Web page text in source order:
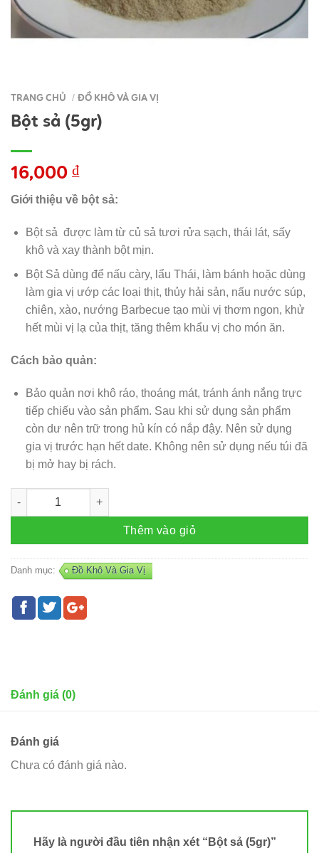
TRANG CHỦ / ĐỒ KHÔ VÀ GIA VỊ
Bột sả (5gr)
16,000 ₫
Giới thiệu về bột sả:
Bột sả được làm từ củ sả tươi rửa sạch, thái lát, sấy
khô và xay thành bột mịn.
Bột Sả dùng để nấu càry, lẩu Thái, làm bánh hoặc dùng
làm gia vị ướp các loại thịt, thủy hải sản, nấu nước súp,
chiên, xào, nướng Barbecue tạo mùi vị thơm ngon, khử
hết mùi vị lạ của thịt, tăng thêm khẩu vị cho món ăn.
Cách bảo quản:
Bảo quản nơi khô ráo, thoáng mát, tránh ánh nắng trực
tiếp chiếu vào sản phẩm. Sau khi sử dụng sản phẩm
còn dư nên trữ trong hủ kín có nắp đậy. Nên sử dụng
gia vị trước hạn hết date. Không nên sử dụng nếu túi đã
bị mở hay bị rách.
Bột sả (5gr) số lượng
Thêm vào giỏ
Danh mục: Đồ Khô Và Gia Vị
Đánh giá (0)
Đánh giá
Chưa có đánh giá nào.
Hãy là người đầu tiên nhận xét “Bột sả (5gr)”